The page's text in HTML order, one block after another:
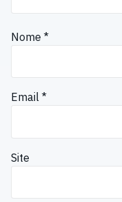
Nome *
Email *
Site